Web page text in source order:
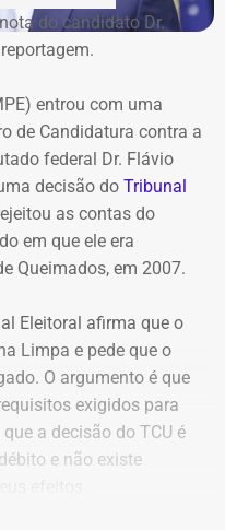
os
os responsáveis pela
especial firmado
a PGE, as
mais de 90 dias,
autoriza o
após aderir ao
mais de R$ 1,8
Segundo a
em mais do que o
do acordo,
do candidato Dr.
entrou com uma
de Candidatura contra a
federal Dr. Flávio
decisão do Tribunal
as contas do
em que ele era
Queimados, em 2007.
Eleitoral afirma que o
Limpa e pede que o
O argumento é que
exigidos para
a decisão do TCU é
e não existe